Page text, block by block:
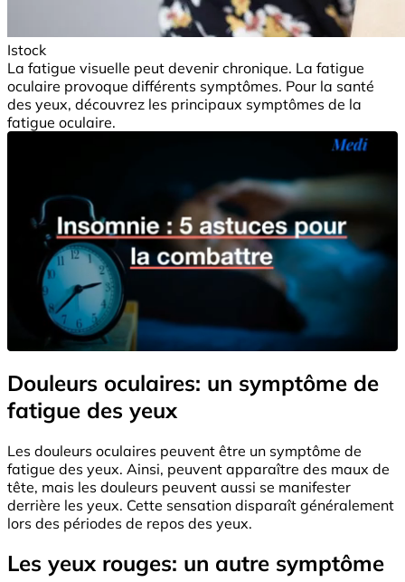
Istock
La fatigue visuelle peut devenir chronique. La fatigue
oculaire provoque différents symptômes. Pour la santé
des yeux, découvrez les principaux symptômes de la
fatigue oculaire.
Douleurs oculaires: un symptôme de
fatigue des yeux
Les douleurs oculaires peuvent être un symptôme de
fatigue des yeux. Ainsi, peuvent apparaître des maux de
tête, mais les douleurs peuvent aussi se manifester
derrière les yeux. Cette sensation disparaît généralement
lors des périodes de repos des yeux.
Les yeux rouges: un autre symptôme